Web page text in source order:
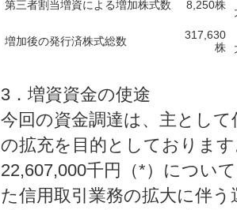
第三者割当増資による増加株式数 8,250株
増加後の発行済株式総数
317,630
株
3．増資資金の使途
今回の資金調達は、主とし
の拡充を目的としておりま
22,607,000千円（*）につい
た信用取引業務の拡大に伴